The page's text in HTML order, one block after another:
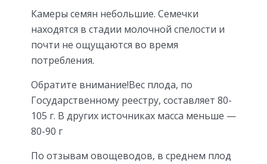
Камеры семян небольшие. Семечки
находятся в стадии молочной спелости и
почти не ощущаются во время
потребления.
Обратите внимание!Вес плода, по
Государственному реестру, составляет 80-
105 г. В других источниках масса меньше —
80-90 г
По отзывам овощеводов, в среднем плод